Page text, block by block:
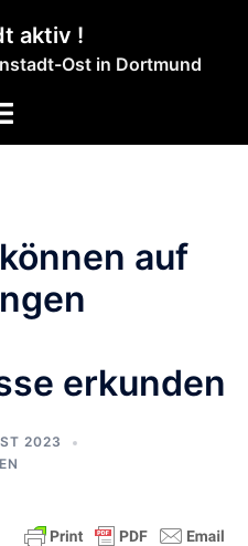
aktiv !
Ost in Dortmund
auf
erkunden
2023